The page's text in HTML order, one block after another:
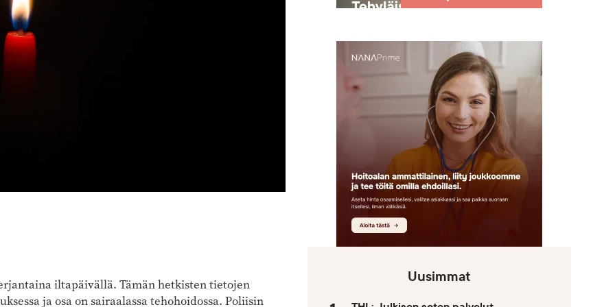
iltapäivällä. Tämän hetkisten tietojen
ja osa on sairaalassa tehohoidossa. Poliisin
Uusimmat